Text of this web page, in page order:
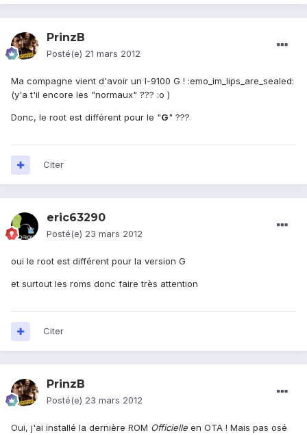
PrinzB
Posté(e) 21 mars 2012
Ma compagne vient d'avoir un I-9100 G ! :emo_im_lips_are_sealed:
(y'a t'il encore les "normaux" ??? :o )
Donc, le root est différent pour le "G" ???
Citer
eric63290
Posté(e) 23 mars 2012
oui le root est différent pour la version G
et surtout les roms donc faire très attention
Citer
PrinzB
Posté(e) 23 mars 2012
Oui, j'ai installé la dernière ROM Officielle en OTA ! Mais pas osé